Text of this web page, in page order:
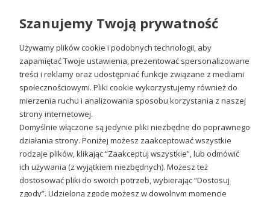
Sprawdź nasze social media
Szanujemy Twoją prywatność
Używamy plików cookie i podobnych technologii, aby
zapamiętać Twoje ustawienia, prezentować spersonalizowane
treści i reklamy oraz udostępniać funkcje związane z mediami
społecznościowymi. Pliki cookie wykorzystujemy również do
mierzenia ruchu i analizowania sposobu korzystania z naszej
strony internetowej.
Domyślnie włączone są jedynie pliki niezbędne do poprawnego
działania strony. Poniżej możesz zaakceptować wszystkie
rodzaje plików, klikając “Zaakceptuj wszystkie”, lub odmówić
ich używania (z wyjątkiem niezbędnych). Możesz też
dostosować pliki do swoich potrzeb, wybierając “Dostosuj
zgody”. Udzieloną zgodę możesz w dowolnym momencie